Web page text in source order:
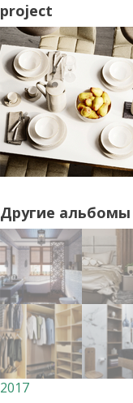
project
Другие альбомы
2017